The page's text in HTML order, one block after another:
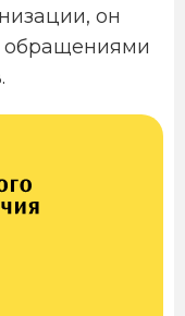
он
обращениями